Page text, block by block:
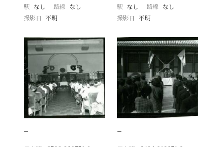
駅 なし 路線 なし
撮影日
不明
駅 なし 路線 なし
撮影日 不明
− −